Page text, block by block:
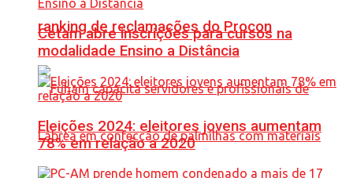
ranking de reclamações do Procon
Cetam abre inscrições para cursos na
modalidade Ensino a Distância
Eleições 2024: eleitores jovens aumentam
78% em relação a 2020